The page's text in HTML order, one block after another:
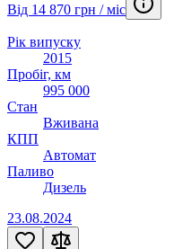
Від 14 870 грн / міс
Рік випуску
2015
Пробіг, км
995 000
Стан
Вживана
КПП
Автомат
Паливо
Дизель
23.08.2024